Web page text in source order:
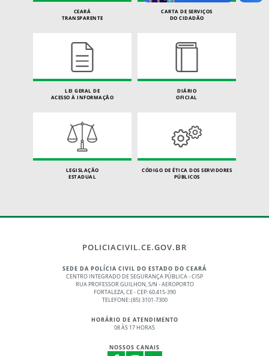
CEARÁ
TRANSPARENTE
CARTA DE SERVIÇOS
DO CIDADÃO
LEI GERAL DE
ACESSO À INFORMAÇÃO
DIÁRIO
OFICIAL
LEGISLAÇÃO
ESTADUAL
CÓDIGO DE ÉTICA DOS SERVIDORES
PÚBLICOS
POLICIACIVIL.CE.GOV.BR
SEDE DA POLÍCIA CIVIL DO ESTADO DO CEARÁ
CENTRO INTEGRADO DE SEGURANÇA PÚBLICA - CISP
RUA PROFESSOR GUILHON, S/N - AEROPORTO
FORTALEZA, CE - CEP: 60.415-390
TELEFONE: (85) 3101-7300
HORÁRIO DE ATENDIMENTO
08 ÀS 17 HORAS
NOSSOS CANAIS